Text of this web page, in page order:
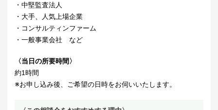
・中堅監査法人
・大手、人気上場企業
・コンサルティンファーム
・一般事業会社 など
〈当日の所要時間〉
約1時間
※お申し込み後、ご希望の日時をお伺いいたします。